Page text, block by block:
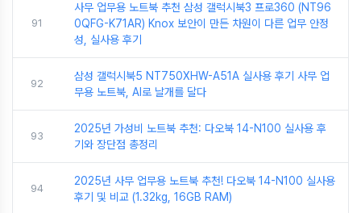
91
사무 업무용 노트북 추천 삼성 갤럭시북3 프로360 (NT96
0QFG-K71AR) Knox 보안이 만든 차원이 다른 업무 안정
성, 실사용 후기
92
삼성 갤럭시북5 NT750XHW-A51A 실사용 후기 사무 업
무용 노트북, AI로 날개를 달다
93
2025년 가성비 노트북 추천: 다오북 14-N100 실사용 후
기와 장단점 총정리
94
2025년 사무 업무용 노트북 추천! 다오북 14-N100 실사용
후기 및 비교 (1.32kg, 16GB RAM)